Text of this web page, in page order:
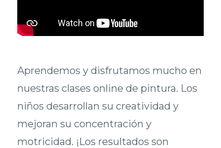
Aprendemos y disfrutamos mucho en
nuestras clases online de pintura. Los
niños desarrollan su creatividad y
mejoran su concentración y
motricidad. ¡Los resultados son